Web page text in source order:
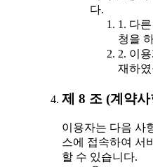
다.
1. 다
청을
2. 이
재하였
제 8 조 (계약
이용자는 다음 사
스에 접속하여 서
할 수 있습니다.